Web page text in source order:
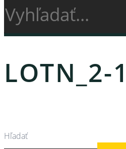
Hľadať